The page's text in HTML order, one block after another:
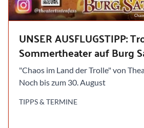
UNSER AUSFLUGSTIPP:
Sommertheater auf Burg
"Chaos im Land der Trolle" von
Noch bis zum 30. August
TIPPS & TERMINE